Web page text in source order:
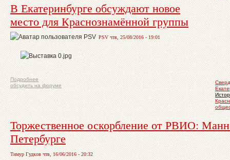
В Екатеринбурге обсуждают новое
место для Краснознамённой группы
PSV чтв, 25/08/2016 - 19:01
Подробнее
обсудить на форуме
Торжественное оскорбление от РВИО:
Петербурге
Тимур Гудков чтв, 16/06/2016 - 20:32